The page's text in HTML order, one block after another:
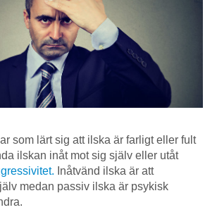
som lärt sig att ilska är farligt eller fult
ilskan inåt mot sig själv eller utåt
Inåtvänd ilska är att
medan passiv ilska är psykisk